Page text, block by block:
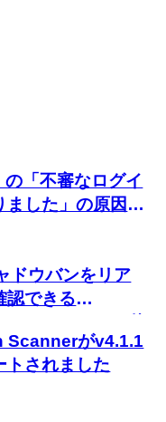
「不審なログイ
ました」の原因と
ドウバンをリア
認できる
Scannerがv4.1.1
トされました